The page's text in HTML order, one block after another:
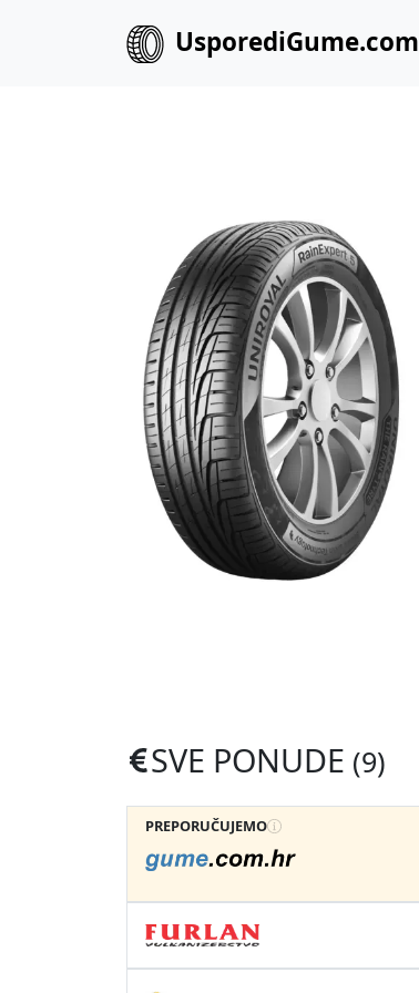
UsporediGume.com
SVE PONUDE (9)
PREPORUČUJEMO